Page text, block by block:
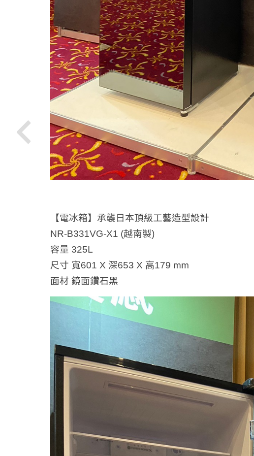
【電冰箱】承襲日本頂級工藝造型設計
NR-B331VG-X1 (越南製)
容量 325L
尺寸 寬601 X 深653 X 高179 mm
面材 鏡面鑽石黑